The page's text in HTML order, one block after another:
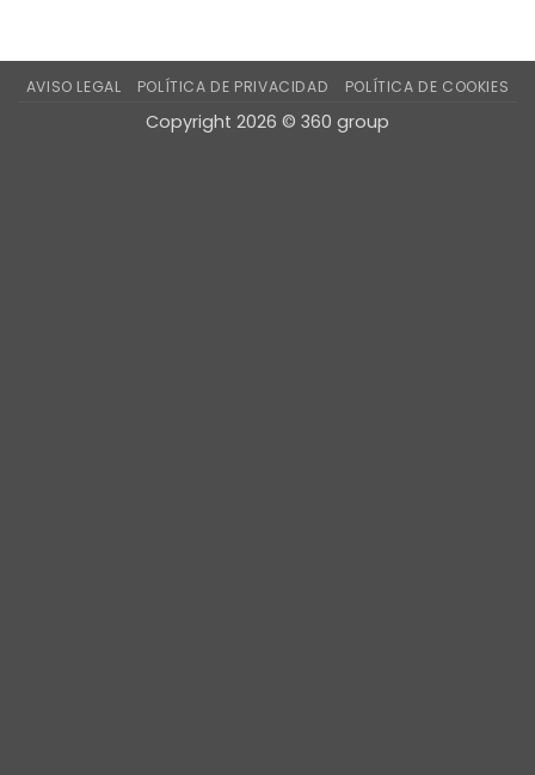
AVISO LEGAL POLÍTICA DE PRIVACIDAD POLÍTICA DE COOKIES
Copyright 2026 © 360 group